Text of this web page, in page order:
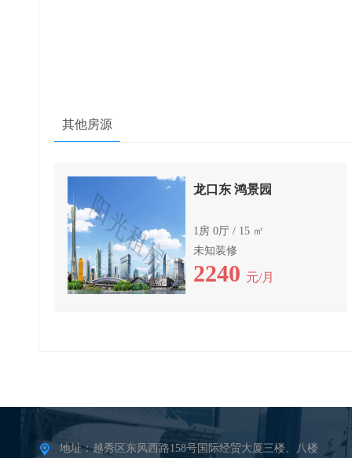
其他房源
龙口东 鸿景园
1房 0厅 / 15 ㎡
未知装修
2240 元/月
地址：越秀区东风西路158号国际经贸大厦三楼、八楼